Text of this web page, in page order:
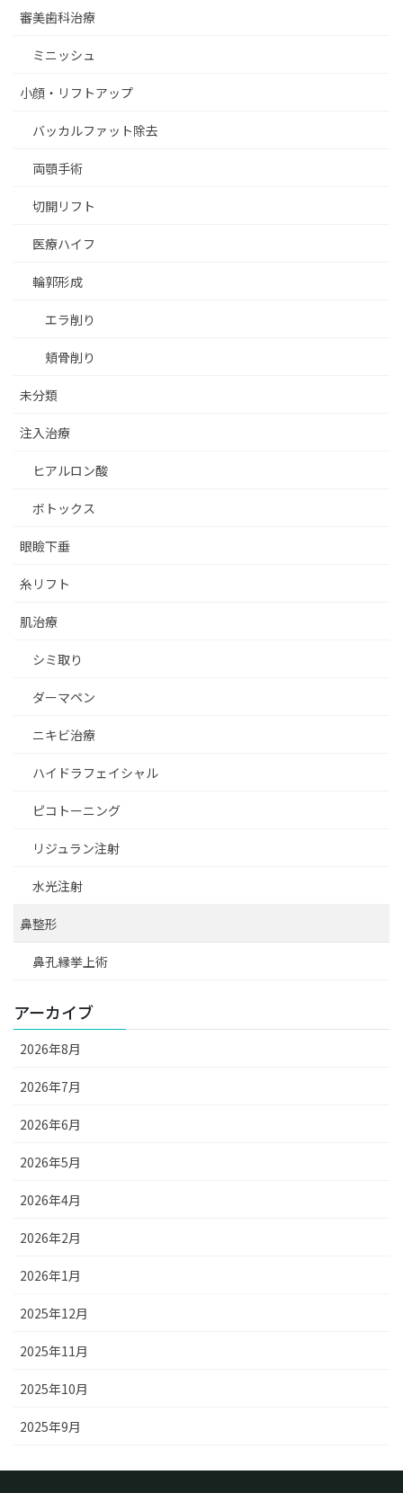
審美歯科治療
ミニッシュ
小顔・リフトアップ
バッカルファット除去
両顎手術
切開リフト
医療ハイフ
輪郭形成
エラ削り
頬骨削り
未分類
注入治療
ヒアルロン酸
ボトックス
眼瞼下垂
糸リフト
肌治療
シミ取り
ダーマペン
ニキビ治療
ハイドラフェイシャル
ピコトーニング
リジュラン注射
水光注射
鼻整形
鼻孔縁挙上術
アーカイブ
2026年8月
2026年7月
2026年6月
2026年5月
2026年4月
2026年2月
2026年1月
2025年12月
2025年11月
2025年10月
2025年9月